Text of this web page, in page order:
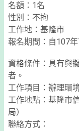
名額：1名
性別：不拘
工作地：基隆市
報名期間：自107
資格條件：具有與
者。
工作項目：辦理環
工作地點：基隆市
局）
聯絡方式：